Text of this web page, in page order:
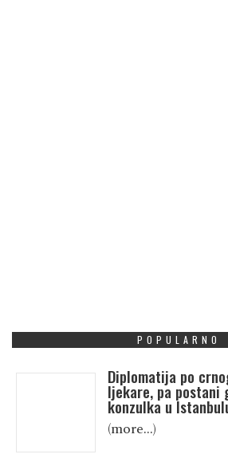
POPULARNO
Diplomatija po
ljekare, pa postani
konzulka u
(more…)